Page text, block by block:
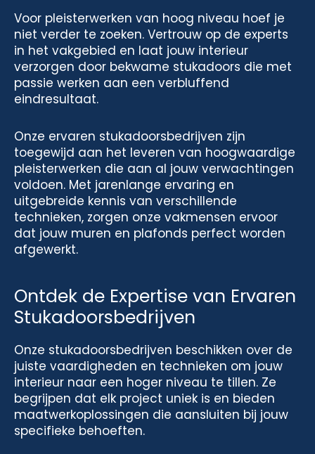
Voor pleisterwerken van hoog niveau hoef je
niet verder te zoeken. Vertrouw op de experts
in het vakgebied en laat jouw interieur
verzorgen door bekwame stukadoors die met
passie werken aan een verbluffend
eindresultaat.
Onze ervaren stukadoorsbedrijven zijn
toegewijd aan het leveren van hoogwaardige
pleisterwerken die aan al jouw verwachtingen
voldoen. Met jarenlange ervaring en
uitgebreide kennis van verschillende
technieken, zorgen onze vakmensen ervoor
dat jouw muren en plafonds perfect worden
afgewerkt.
Ontdek de Expertise van Ervaren
Stukadoorsbedrijven
Onze stukadoorsbedrijven beschikken over de
juiste vaardigheden en technieken om jouw
interieur naar een hoger niveau te tillen. Ze
begrijpen dat elk project uniek is en bieden
maatwerkoplossingen die aansluiten bij jouw
specifieke behoeften.